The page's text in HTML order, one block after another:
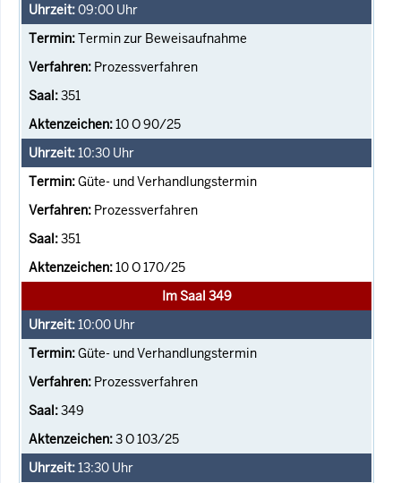
09:00 Uhr
Termin zur Beweisaufnahme
Prozessverfahren
351
10 O 90/25
10:30 Uhr
Güte- und Verhandlungstermin
Prozessverfahren
351
10 O 170/25
Im Saal 349
10:00 Uhr
Güte- und Verhandlungstermin
Prozessverfahren
349
3 O 103/25
13:30 Uhr